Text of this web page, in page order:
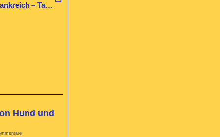
Assistenzhunde Deutschland Bewerber Thomas in Frankreich – Tag 10
Hund und